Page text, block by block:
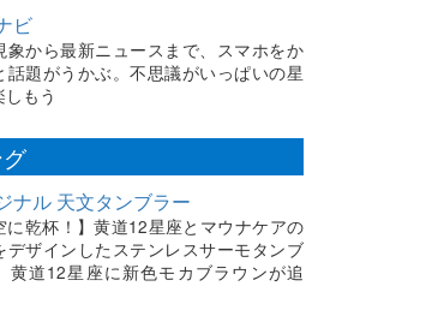
ビ
象から最新ニュースまで、スマホをか
話題がうかぶ。不思議がいっぱいの星
しもう
ナル 天文タンブラー
に乾杯！】黄道12星座とマウナケアの
デザインしたステンレスサーモタンブ
黄道12星座に新色モカブラウンが追